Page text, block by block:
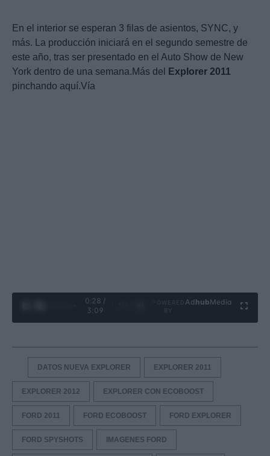
En el interior se esperan 3 filas de asientos, SYNC, y
más. La producción iniciará en el segundo semestre de
este año, tras ser presentado en el Auto Show de New
York dentro de una semana.Más del
Explorer 2011
pinchando aquí.Vía
0:29 /
3:09
Ad hubMedia
DATOS NUEVA EXPLORER EXPLORER 2011
EXPLORER 2012 EXPLORER CON ECOBOOST
FORD 2011 FORD ECOBOOST FORD EXPLORER
FORD SPYSHOTS IMAGENES FORD